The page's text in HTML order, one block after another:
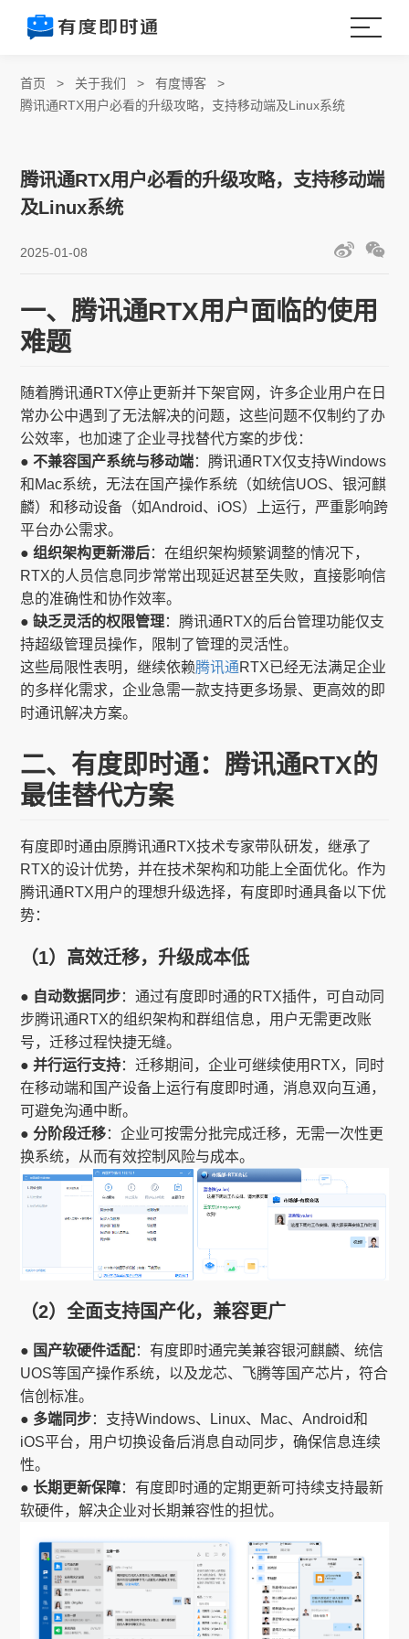
首页 > 关于我们 >有度博客 >
腾讯通RTX用户必看的升级攻略，支持移动端及Linux系统
腾讯通RTX用户必看的升级攻略，支持移动端
及Linux系统
2025-01-08
一、腾讯通RTX用户面临的使用
难题
随着腾讯通RTX停止更新并下架官网，许多企业用户在日
常办公中遇到了无法解决的问题，这些问题不仅制约了办
公效率，也加速了企业寻找替代方案的步伐：
● 不兼容国产系统与移动端：腾讯通RTX仅支持Windows
和Mac系统，无法在国产操作系统（如统信UOS、银河麒
麟）和移动设备（如Android、iOS）上运行，严重影响跨
平台办公需求。
● 组织架构更新滞后：在组织架构频繁调整的情况下，
RTX的人员信息同步常常出现延迟甚至失败，直接影响信
息的准确性和协作效率。
● 缺乏灵活的权限管理：腾讯通RTX的后台管理功能仅支
持超级管理员操作，限制了管理的灵活性。
这些局限性表明，继续依赖腾讯通RTX已经无法满足企业
的多样化需求，企业急需一款支持更多场景、更高效的即
时通讯解决方案。
二、有度即时通：腾讯通RTX的
最佳替代方案
有度即时通由原腾讯通RTX技术专家带队研发，继承了
RTX的设计优势，并在技术架构和功能上全面优化。作为
腾讯通RTX用户的理想升级选择，有度即时通具备以下优
势：
（1）高效迁移，升级成本低
● 自动数据同步：通过有度即时通的RTX插件，可自动同
步腾讯通RTX的组织架构和群组信息，用户无需更改账
号，迁移过程快捷无缝。
● 并行运行支持：迁移期间，企业可继续使用RTX，同时
在移动端和国产设备上运行有度即时通，消息双向互通，
可避免沟通中断。
● 分阶段迁移：企业可按需分批完成迁移，无需一次性更
换系统，从而有效控制风险与成本。
（2）全面支持国产化，兼容更广
● 国产软硬件适配：有度即时通完美兼容银河麒麟、统信
UOS等国产操作系统，以及龙芯、飞腾等国产芯片，符合
信创标准。
● 多端同步：支持Windows、Linux、Mac、Android和
iOS平台，用户切换设备后消息自动同步，确保信息连续
性。
● 长期更新保障：有度即时通的定期更新可持续支持最新
软硬件，解决企业对长期兼容性的担忧。